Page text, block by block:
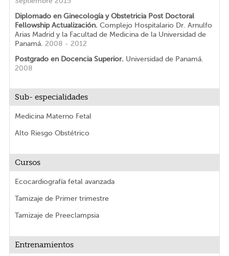
Diplomado en Ginecología y Obstetricia Post Doctoral
Fellowship Actualización. Complejo Hospitalario Dr. Arnulfo
Arias Madrid y la Facultad de Medicina de la Universidad de
Panamá. 2008 - 2012
Postgrado en Docencia Superior. Universidad de Panamá.
2008
Sub- especialidades
Medicina Materno Fetal
Alto Riesgo Obstétrico
Cursos
Ecocardiografía fetal avanzada
Tamizaje de Primer trimestre
Tamizaje de Preeclampsia
Entrenamientos